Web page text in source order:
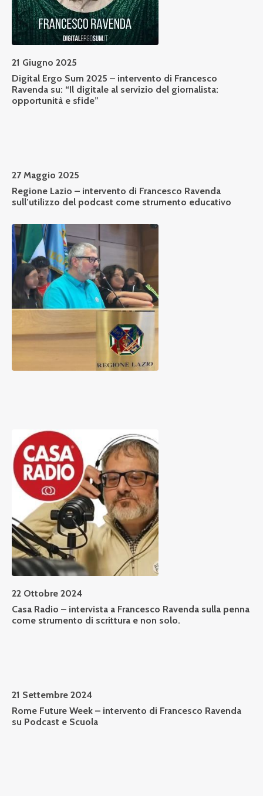
21 Giugno 2025
Digital Ergo Sum 2025 – intervento di Francesco
Ravenda su: “Il digitale al servizio del giornalista:
opportunità e sfide”
27 Maggio 2025
Regione Lazio – intervento di Francesco Ravenda
sull’utilizzo del podcast come strumento educativo
22 Ottobre 2024
Casa Radio – intervista a Francesco Ravenda sulla penna
come strumento di scrittura e non solo.
21 Settembre 2024
Rome Future Week – intervento di Francesco Ravenda
su Podcast e Scuola